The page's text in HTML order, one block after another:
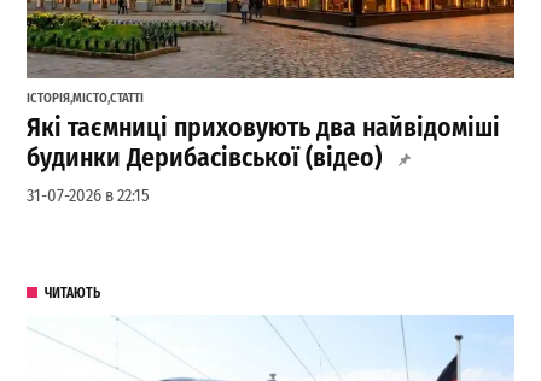
ІСТОРІЯ,МІСТО,СТАТТІ
Які таємниці приховують два найвідоміші
будинки Дерибасівської (відео)
31-07-2026 в 22:15
ЧИТАЮТЬ